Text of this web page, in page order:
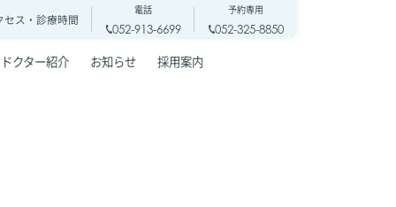
セス・診療時間
電話
052-913-6699
予約専用
052-325-8850
ドクター紹介 お知らせ 採用案内